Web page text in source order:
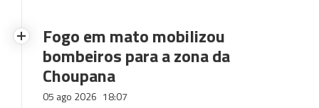
Fogo em mato mobilizou
bombeiros para a zona da
Choupana
05 ago 2026 18:07